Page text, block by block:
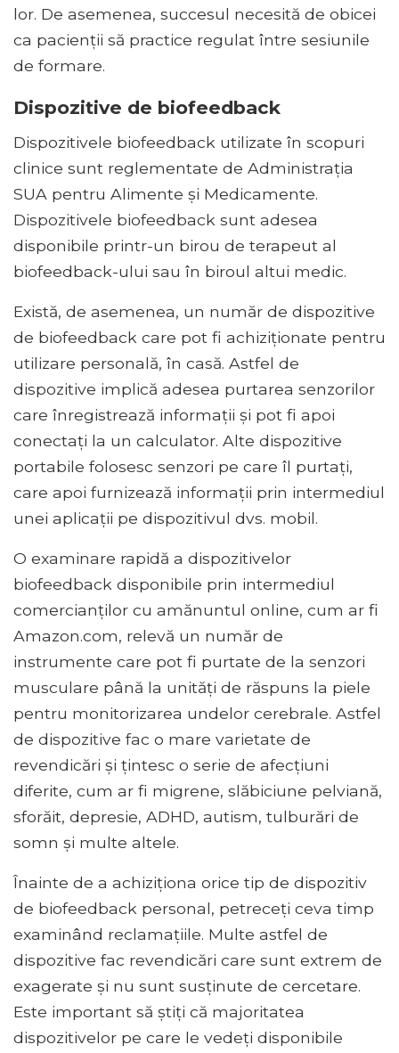
lor. De asemenea, succesul necesită de obicei
ca pacienții să practice regulat între sesiunile
de formare.
Dispozitive de biofeedback
Dispozitivele biofeedback utilizate în scopuri
clinice sunt reglementate de Administrația
SUA pentru Alimente și Medicamente.
Dispozitivele biofeedback sunt adesea
disponibile printr-un birou de terapeut al
biofeedback-ului sau în biroul altui medic.
Există, de asemenea, un număr de dispozitive
de biofeedback care pot fi achiziționate pentru
utilizare personală, în casă. Astfel de
dispozitive implică adesea purtarea senzorilor
care înregistrează informații și pot fi apoi
conectați la un calculator. Alte dispozitive
portabile folosesc senzori pe care îl purtați,
care apoi furnizează informații prin intermediul
unei aplicații pe dispozitivul dvs. mobil.
O examinare rapidă a dispozitivelor
biofeedback disponibile prin intermediul
comercianților cu amănuntul online, cum ar fi
Amazon.com, relevă un număr de
instrumente care pot fi purtate de la senzori
musculare până la unități de răspuns la piele
pentru monitorizarea undelor cerebrale. Astfel
de dispozitive fac o mare varietate de
revendicări și țintesc o serie de afecțiuni
diferite, cum ar fi migrene, slăbiciune pelviană,
sforăit, depresie, ADHD, autism, tulburări de
somn și multe altele.
Înainte de a achiziționa orice tip de dispozitiv
de biofeedback personal, petreceți ceva timp
examinând reclamațiile. Multe astfel de
dispozitive fac revendicări care sunt extrem de
exagerate și nu sunt susținute de cercetare.
Este important să știți că majoritatea
dispozitivelor pe care le vedeți disponibile